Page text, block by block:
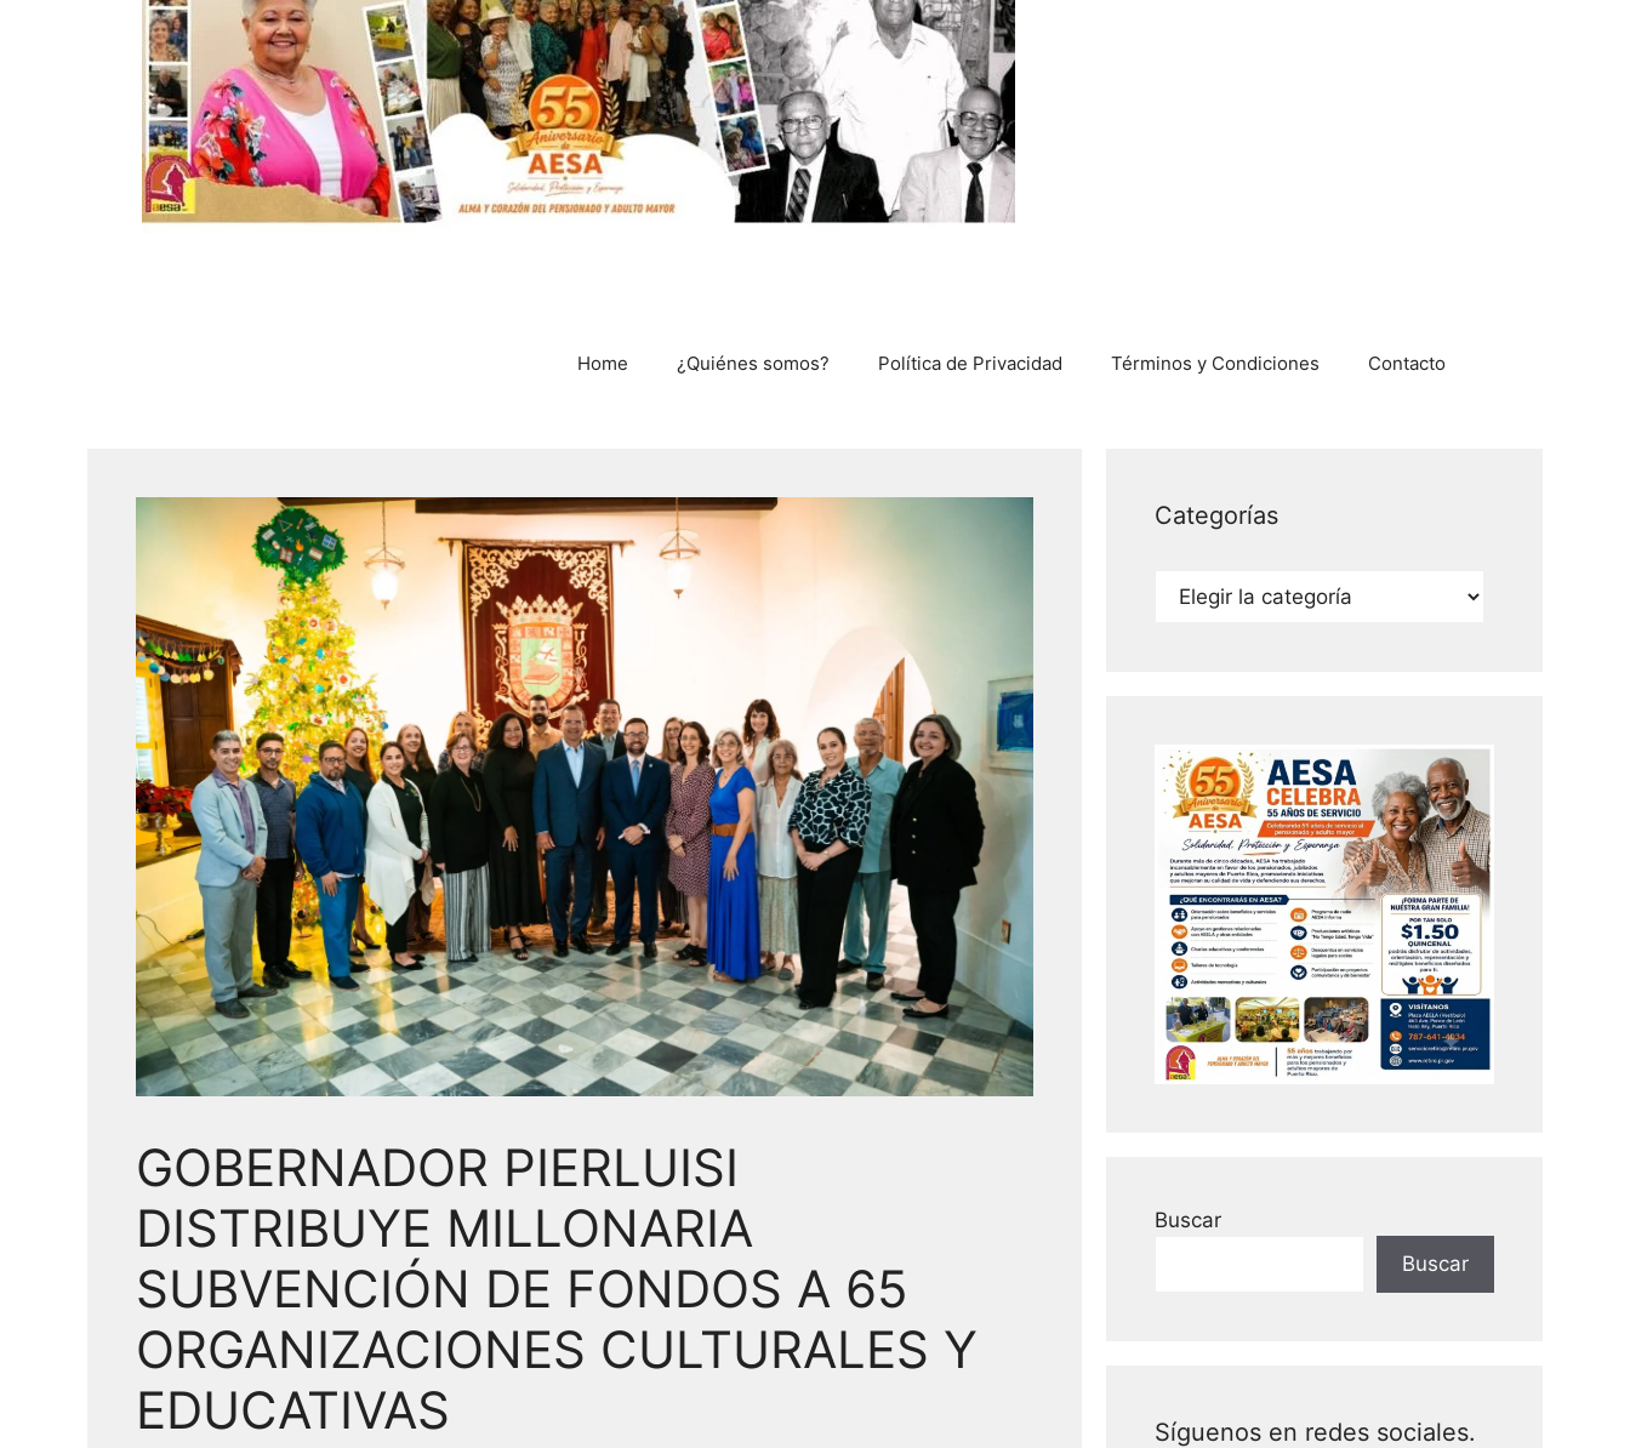
Home ¿Quiénes somos? Política de Privacidad Términos y Condiciones Contacto
GOBERNADOR PIERLUISI
DISTRIBUYE MILLONARIA
SUBVENCIÓN DE FONDOS A 65
ORGANIZACIONES CULTURALES Y
EDUCATIVAS
Categorías
Categorías
Buscar
Buscar
Síguenos en redes sociales.